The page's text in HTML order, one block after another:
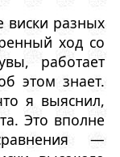
виски разных
ход со
работает
этом знает.
я выяснил,
Это вполне
—